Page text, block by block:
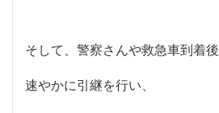
そして、警察さんや救急車到着後
速やかに引継を行い、